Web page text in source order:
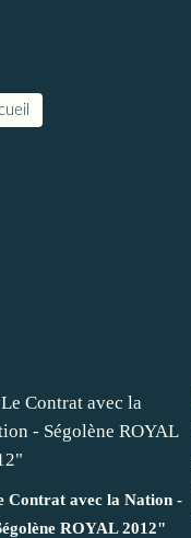
Contrat avec la Nation -
ROYAL 2012"